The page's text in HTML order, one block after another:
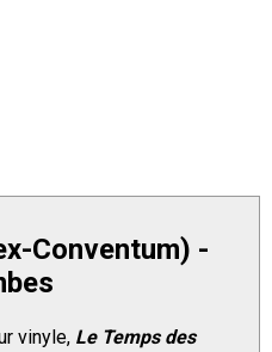
Conventum) -
vinyle, Le Temps des